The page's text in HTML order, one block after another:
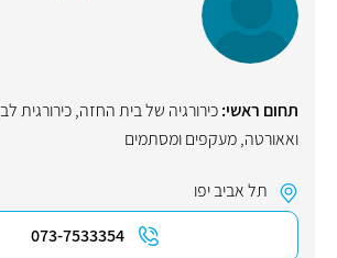
תחום ראשי:כירורגיה של בית החזה,כירורגית לב
ואאורטה,מעקפים ומסתמים
תל אביב יפו
073-7533354